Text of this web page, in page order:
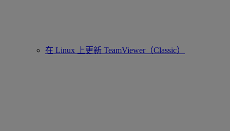
在 Linux 上更新 TeamViewer（Classic）